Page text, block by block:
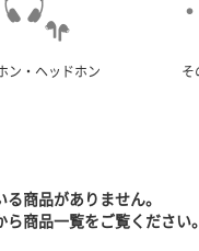
ン・ヘッドホン そ
商品がありません。
ら商品一覧をご覧ください